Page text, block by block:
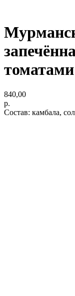
840,00
р.
Состав: камбала,